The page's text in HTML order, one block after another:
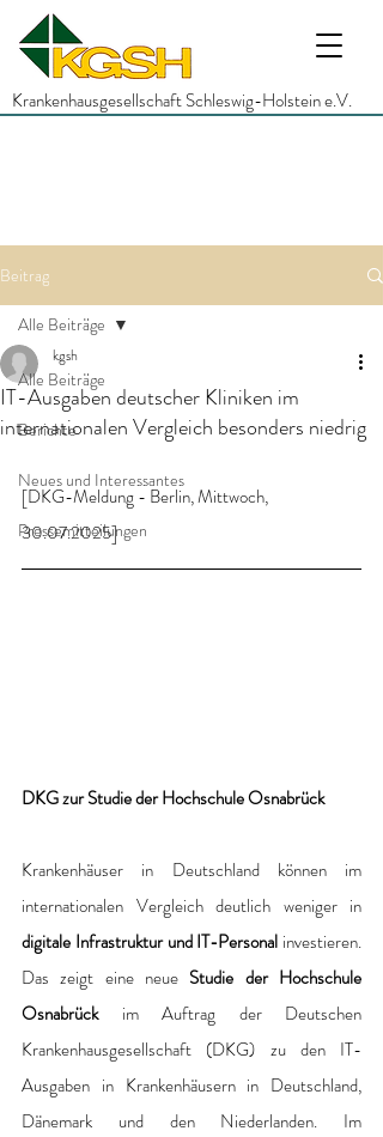
Krankenhausgesellschaft Schleswig-Holstein e.V.
Beitrag
Alle Beiträge
Berichte
Neues und Interessantes
Pressemitteilungen
Alle Beiträge
IT-Ausgaben deutscher Kliniken im
internationalen Vergleich besonders niedrig
kgsh
[DKG-Meldung - Berlin, Mittwoch,
30.07.2025]
DKG zur Studie der Hochschule Osnabrück
Krankenhäuser in Deutschland können im
digitale Infrastruktur und IT-Personal investieren.
Das zeigt eine neue Studie der Hochschule
Osnabrück im Auftrag der Deutschen
Krankenhausgesellschaft (DKG) zu den IT-
Ausgaben in Krankenhäusern in Deutschland,
Dänemark und den Niederlanden. Im